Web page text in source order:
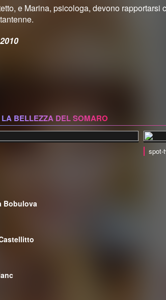
e Marina, psicologa, devono
BELLEZZA DEL SOMARO
spot-
Bobulova